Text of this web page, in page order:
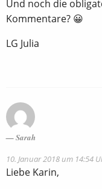
Und noch die
Kommentare? 😀
LG Julia
Sarah
10. Januar 2018 um 14:54
Liebe Karin,